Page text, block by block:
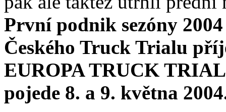
První podnik sezóny
Českého Truck Trialu
EUROPA TRUCK
pojede 8. a 9. května